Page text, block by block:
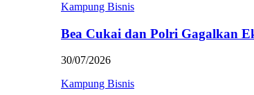
Kampung Bisnis
Bea Cukai dan Polri Gagalkan
30/07/2026
Kampung Bisnis